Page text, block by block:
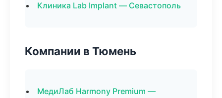
Клиника Lab Implant — Севастополь
Компании в Тюмень
МедиЛаб Harmony Premium —